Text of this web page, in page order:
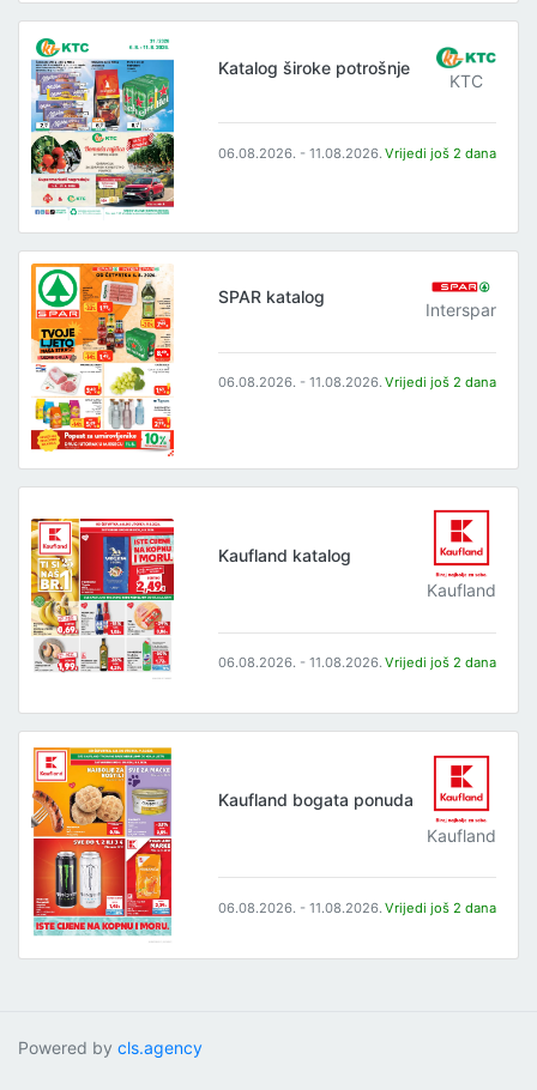
Katalog široke potrošnje
KTC
06.08.2026. - 11.08.2026. Vrijedi još 2 dana
SPAR katalog
Interspar
06.08.2026. - 11.08.2026. Vrijedi još 2 dana
Kaufland katalog
Kaufland
06.08.2026. - 11.08.2026. Vrijedi još 2 dana
Kaufland bogata ponuda
Kaufland
06.08.2026. - 11.08.2026. Vrijedi još 2 dana
Powered by cls.agency